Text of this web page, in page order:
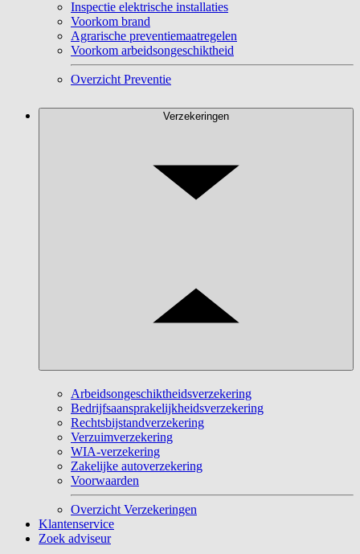
Inspectie elektrische installaties
Voorkom brand
Agrarische preventiemaatregelen
Voorkom arbeidsongeschiktheid
Overzicht Preventie
Verzekeringen
Arbeidsongeschiktheidsverzekering
Bedrijfsaansprakelijkheidsverzekering
Rechtsbijstandverzekering
Verzuimverzekering
WIA-verzekering
Zakelijke autoverzekering
Voorwaarden
Overzicht Verzekeringen
Klantenservice
Zoek adviseur